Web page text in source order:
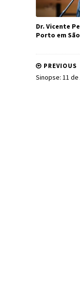
Dr. Vicente
Porto em
PREVIOUS
Sinopse: 11